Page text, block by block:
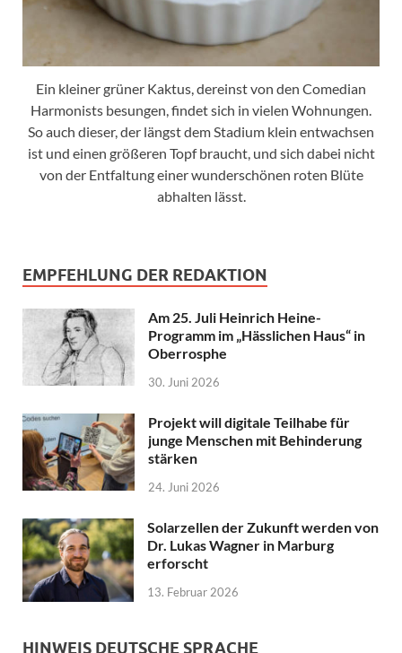
Ein kleiner grüner Kaktus, dereinst von den Comedian
Harmonists besungen, findet sich in vielen Wohnungen.
So auch dieser, der längst dem Stadium klein entwachsen
ist und einen größeren Topf braucht, und sich dabei nicht
von der Entfaltung einer wunderschönen roten Blüte
abhalten lässt.
EMPFEHLUNG DER REDAKTION
Am 25. Juli Heinrich Heine-
Programm im „Hässlichen Haus“ in
Oberrosphe
30. Juni 2026
Projekt will digitale Teilhabe für
junge Menschen mit Behinderung
stärken
24. Juni 2026
Solarzellen der Zukunft werden von
Dr. Lukas Wagner in Marburg
erforscht
13. Februar 2026
HINWEIS DEUTSCHE SPRACHE